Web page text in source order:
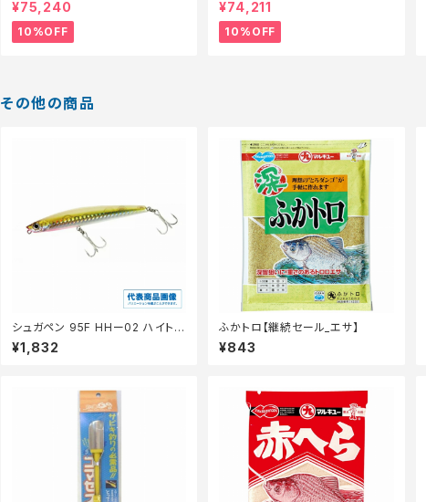
¥75,240
10%OFF
¥74,211
10%OFF
その他の商品
シュガペン 95F HHー02 ハイトホ
ロピンク
¥1,832
ふかトロ【継続セール_エサ】
¥843